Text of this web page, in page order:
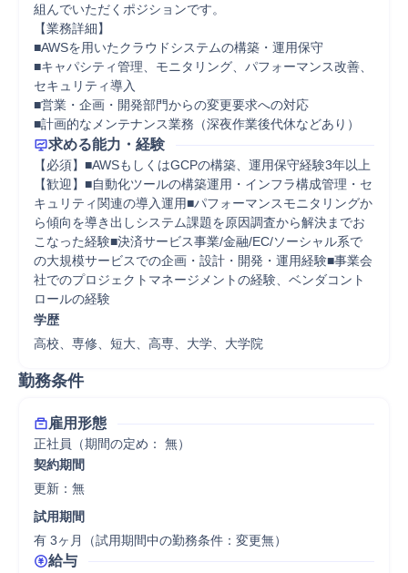
組んでいただくポジションです。
【業務詳細】
■AWSを用いたクラウドシステムの構築・運用保守
■キャパシティ管理、モニタリング、パフォーマンス改善、
セキュリティ導入
■営業・企画・開発部門からの変更要求への対応
■計画的なメンテナンス業務（深夜作業後代休などあり）
求める能力・経験
【必須】■AWSもしくはGCPの構築、運用保守経験3年以上
【歓迎】■自動化ツールの構築運用・インフラ構成管理・セ
キュリティ関連の導入運用■パフォーマンスモニタリングか
ら傾向を導き出しシステム課題を原因調査から解決までお
こなった経験■決済サービス事業/金融/EC/ソーシャル系で
の大規模サービスでの企画・設計・開発・運用経験■事業会
社でのプロジェクトマネージメントの経験、ベンダコント
ロールの経験
学歴
高校、専修、短大、高専、大学、大学院
勤務条件
雇用形態
正社員（期間の定め： 無）
契約期間
更新：無
試用期間
有 3ヶ月（試用期間中の勤務条件：変更無）
給与